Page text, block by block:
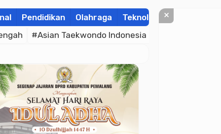
Pendidikan Olahraga Teknologi
#Asian Taekwondo Indonesia Open
×